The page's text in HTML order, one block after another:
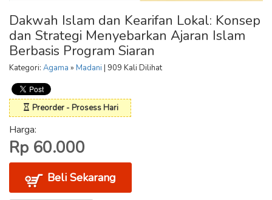
Dakwah Islam dan Kearifan Lokal: Konsep
dan Strategi Menyebarkan Ajaran Islam
Berbasis Program Siaran
Kategori: Agama » Madani | 909 Kali Dilihat
Preorder - Prosess Hari
Harga:
Rp 60.000
Beli Sekarang